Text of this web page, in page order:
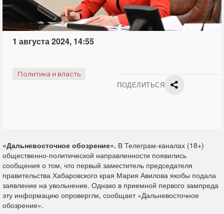
1 августа 2024, 14:55
Политика и власть
ПОДЕЛИТЬСЯ
«Дальневосточное обозрение». В Телеграм-каналах (18+)
общественно-политической направленности появились
сообщения о том, что первый заместитель председателя
правительства Хабаровского края Мария Авилова якобы подала
заявление на увольнение. Однако в приемной первого зампреда
эту информацию опровергли, сообщает «Дальневосточное
обозрение».